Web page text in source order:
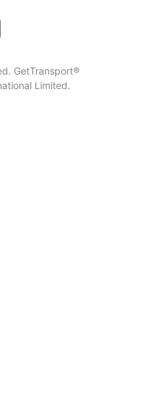
GetTransport®
Limited.